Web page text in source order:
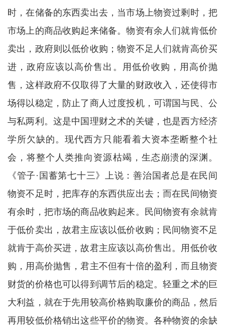
时，在储备的东西卖出去，当市场上物资过剩时，把
市场上的商品收购起来储备。物资有余人们就肯低价
卖出，政府则以低价收购；物资不足人们就肯高价买
进，政府应该以高价售出。用低价收购，用高价抛
售，这样政府不仅取得了大量的财政收入，还使得市
场得以稳定，防止了商人过度投机，可谓国与民、公
与私两利。这是中国理财之术的关键，也是西方经济
学所欠缺的。现代西方只能看着大资本垄断整个社
会，将整个人类推向资源枯竭，生态崩溃的深渊。
《管子·国蓄第七十三》上说：善治国者总是在民间
物资不足时，把库存的东西供应出去；而在民间物资
有余时，把市场的商品收购起来。民间物资有余就肯
于低价卖出，故君主应该以低价收购；民间物资不足
就肯于高价买进，故君主应该以高价售出。用低价收
购，用高价抛售，君主不但有十倍的盈利，而且物资
财货的价格也可以得到调节后的稳定。轻重之术的巨
大利益，就在于先用较高价格购取廉价的商品，然后
再用较低价格销出这些平价的物资。各种物资的余缺